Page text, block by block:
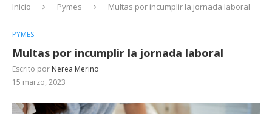
Inicio Pymes Multas por incumplir la jornada laboral
PYMES
Multas por incumplir la jornada laboral
Escrito por Nerea Merino
15 marzo, 2023